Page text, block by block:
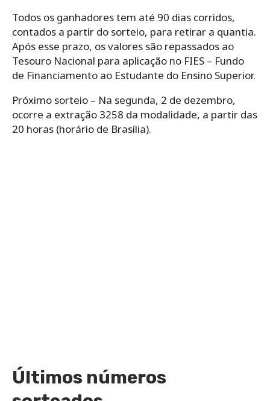
Todos os ganhadores tem até 90 dias corridos,
contados a partir do sorteio, para retirar a quantia.
Após esse prazo, os valores são repassados ao
Tesouro Nacional para aplicação no FIES – Fundo
de Financiamento ao Estudante do Ensino Superior.
Próximo sorteio – Na segunda, 2 de dezembro,
ocorre a extração 3258 da modalidade, a partir das
20 horas (horário de Brasília).
Últimos números